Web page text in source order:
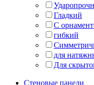
Гладкий
С
гибкий
для
Для
Стеновые панели